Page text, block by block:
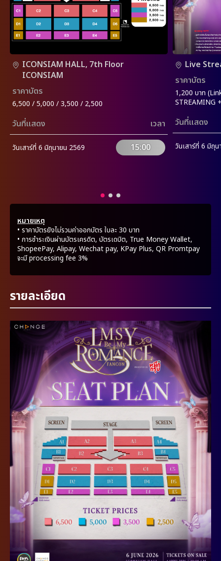
ICONSIAM HALL, 7th Floor
ICONSIAM
ราคาบัตร
6,500 / 5,000 / 3,500 / 2,500
วันที่แสดง เวลา
วันเสาร์ที่ 6 มิถุนายน 2569 15:00
Live
ราคาบัตร
1,200 บาท
STREAMING
วันที่แสดง
วันเสาร์ที่ 6 มิถุ
หมายเหตุ
• ราคาบัตรยังไม่รวมค่าออกบัตร ใบละ 30 บาท
• การชำระเงินผ่านบัตรเครดิต, บัตรเดบิต, True Money Wallet,
ShopeePay, Alipay, Wechat pay, KPay Plus, QR Promtpay
จะมี processing fee 3%
รายละเอียด